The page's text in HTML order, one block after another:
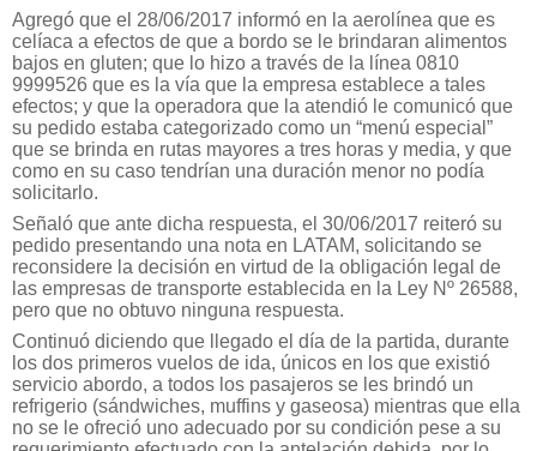
Agregó que el 28/06/2017 informó en la aerolínea que es
celíaca a efectos de que a bordo se le brindaran alimentos
bajos en gluten; que lo hizo a través de la línea 0810
9999526 que es la vía que la empresa establece a tales
efectos; y que la operadora que la atendió le comunicó que
su pedido estaba categorizado como un “menú especial”
que se brinda en rutas mayores a tres horas y media, y que
como en su caso tendrían una duración menor no podía
solicitarlo.
Señaló que ante dicha respuesta, el 30/06/2017 reiteró su
pedido presentando una nota en LATAM, solicitando se
reconsidere la decisión en virtud de la obligación legal de
las empresas de transporte establecida en la Ley Nº 26588,
pero que no obtuvo ninguna respuesta.
Continuó diciendo que llegado el día de la partida, durante
los dos primeros vuelos de ida, únicos en los que existió
servicio abordo, a todos los pasajeros se les brindó un
refrigerio (sándwiches, muffins y gaseosa) mientras que ella
no se le ofreció uno adecuado por su condición pese a su